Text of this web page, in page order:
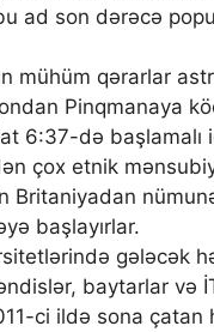
ad son dərəcə
mühüm qərarlar
Pinqmanaya
6:37-də başlamalı
çox etnik
Britaniyadan
başlayırlar.
gələcək
baytarlar və
ci ildə sona